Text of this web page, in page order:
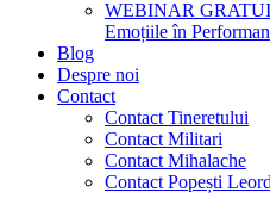
WEBINAR
Emoțiile în
Blog
Despre noi
Contact
Contact Tineretului
Contact Militari
Contact Mihalache
Contact Popești